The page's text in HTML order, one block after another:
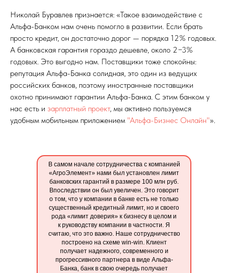
Николай Буравлев признается: «Такое взаимодействие с
Альфа-Банком нам очень помогло в развитии. Если брать
просто кредит, он достаточно дорог — порядка 12% годовых.
А банковская гарантия гораздо дешевле, около 2−3%
годовых. Это выгодно нам. Поставщики тоже спокойны:
репутация Альфа-Банка солидная, это один из ведущих
российских банков, поэтому иностранные поставщики
охотно принимают гарантии Альфа-Банка. С этим банком у
нас есть и зарплатный проект, мы активно пользуемся
удобным мобильным приложением "Альфа-Бизнес Онлайн"».
В самом начале сотрудничества с компанией
«АгроЭлемент» нами был установлен лимит
банковских гарантий в размере 100 млн руб.
Впоследствии он был увеличен. Это говорит
о том, что у компании в банке есть не только
существенный кредитный лимит, но и своего
рода «лимит доверия» к бизнесу в целом и
к руководству компании в частности. Я
считаю, что это важно. Наше сотрудничество
построено на схеме win-win. Клиент
получает надежного, современного и
прогрессивного партнера в виде Альфа-
Банка, банк в свою очередь получает